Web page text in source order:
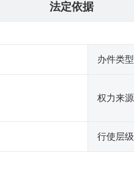
法定依据
办件类型
权力来源
行使层级